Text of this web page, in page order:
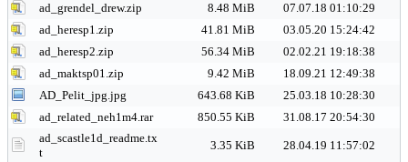
ad_grendel_drew.zip
8.48 MiB
07.07.18 01:10:29
ad_heresp1.zip
41.81 MiB
03.05.20 15:24:42
ad_heresp2.zip
56.34 MiB
02.02.21 19:18:38
ad_maktsp01.zip
9.42 MiB
18.09.21 12:49:38
AD_Pelit_jpg.jpg
643.68 KiB
25.03.18 10:28:30
ad_related_neh1m4.rar
850.55 KiB
31.08.17 20:54:30
ad_scastle1d_readme.tx
t
3.35 KiB 28.04.19 11:57:02